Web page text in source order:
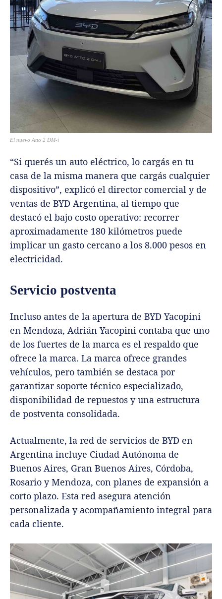
El nuevo Atto 2 DM-i
“Si querés un auto eléctrico, lo cargás en tu
casa de la misma manera que cargás cualquier
dispositivo”, explicó el director comercial y de
ventas de BYD Argentina, al tiempo que
destacó el bajo costo operativo: recorrer
aproximadamente 180 kilómetros puede
implicar un gasto cercano a los 8.000 pesos en
electricidad.
Servicio postventa
Incluso antes de la apertura de BYD Yacopini
en Mendoza, Adrián Yacopini contaba que uno
de los fuertes de la marca es el respaldo que
ofrece la marca. La marca ofrece grandes
vehículos, pero también se destaca por
garantizar soporte técnico especializado,
disponibilidad de repuestos y una estructura
de postventa consolidada.
Actualmente, la red de servicios de BYD en
Argentina incluye Ciudad Autónoma de
Buenos Aires, Gran Buenos Aires, Córdoba,
Rosario y Mendoza, con planes de expansión a
corto plazo. Esta red asegura atención
personalizada y acompañamiento integral para
cada cliente.